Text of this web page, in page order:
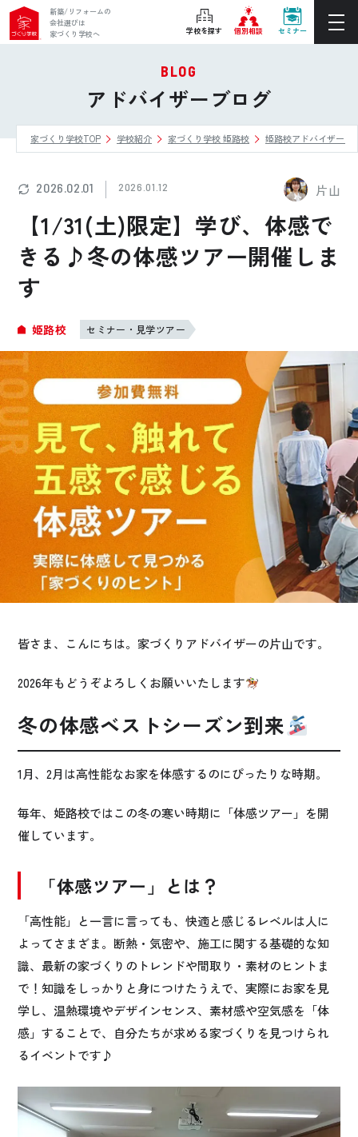
新築/リフォームの
会社選びは
家づくり学校へ
学校を探す 個別相談 セミナー
ぴったりの住宅会社をご提案
個別相談
後悔しない家づくりをレクチャー
セミナーをみる
お近くの学校を探す
家づくり学校とは
お悩み・相談事例
よくある質問
ご利用者の声・実例
お役立ち情報
公式SNSをチェック
YOUTUBE Instagram
プライバシーポリシー
BLOG
アドバイザーブログ
家づくり学校TOP 学校紹介 家づくり学校 姫路校 姫路校アドバイザーブ
2026.02.01 2026.01.12 片山
【1/31(土)限定】学び、体感で
きる♪冬の体感ツアー開催しま
す
姫路校 セミナー・見学ツアー
皆さま、こんにちは。家づくりアドバイザーの片山です。
2026年もどうぞよろしくお願いいたします
冬の体感ベストシーズン到来
1月、2月は高性能なお家を体感するのにぴったりな時期。
毎年、姫路校ではこの冬の寒い時期に「体感ツアー」を開
催しています。
「体感ツアー」とは？
「高性能」と一言に言っても、快適と感じるレベルは人に
よってさまざま。断熱・気密や、施工に関する基礎的な知
識、最新の家づくりのトレンドや間取り・素材のヒントま
で！知識をしっかりと身につけたうえで、実際にお家を見
学し、 温熱環境やデザインセンス、素材感や空気感を「体
感」することで、自分たちが求める家づくりを見つけられ
るイベントです♪